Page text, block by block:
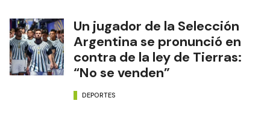
Un jugador de la Selección
Argentina se pronunció en
contra de la ley de Tierras:
“No se venden”
DEPORTES